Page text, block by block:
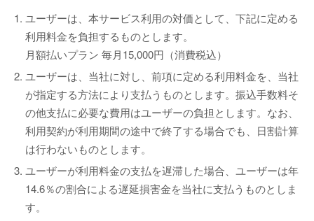
ユーザーは、本サービス利用の対価として、下記に定める
利用料金を負担するものとします。
月額払いプラン 毎月15,000円（消費税込）
ユーザーは、当社に対し、前項に定める利用料金を、当社
が指定する方法により支払うものとします。振込手数料そ
の他支払に必要な費用はユーザーの負担とします。なお、
利用契約が利用期間の途中で終了する場合でも、日割計算
は行わないものとします。
ユーザーが利用料金の支払を遅滞した場合、ユーザーは年
14.6％の割合による遅延損害金を当社に支払うものとしま
す。